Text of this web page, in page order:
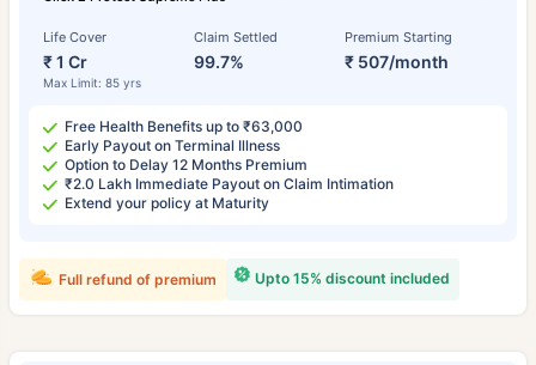
Life Cover
₹ 1 Cr
Max Limit: 85 yrs
Claim Settled
99.7%
Premium Starting
₹ 507/month
Free Health Benefits up to ₹63,000
Early Payout on Terminal Illness
Option to Delay 12 Months Premium
₹2.0 Lakh Immediate Payout on Claim Intimation
Extend your policy at Maturity
Upto 15% discount included
Full refund of premium